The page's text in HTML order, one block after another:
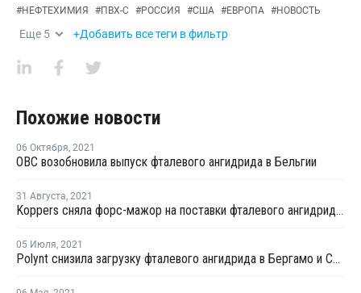
#НЕФТЕХИМИЯ #ПВХ-С #РОССИЯ #США #ЕВРОПА #НОВОСТЬ
Еще 5 +Добавить все теги в фильтр
Похожие новости
06 Октября, 2021
OBC возобновила выпуск фталевого ангидрида в Бельгии
31 Августа, 2021
Koppers сняла форс-мажор на поставки фталевого ангидрида в Иллинойсе
05 Июля, 2021
Polynt снизила загрузку фталевого ангидрида в Бергамо и Сан-Джованни-Вальдарно